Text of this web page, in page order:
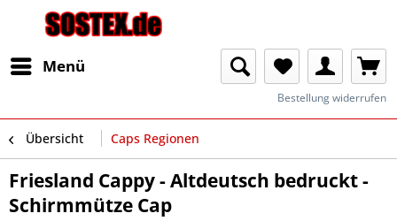
Menü
Bestellung widerrufen
Übersicht Caps Regionen
Friesland Cappy - Altdeutsch bedruckt -
Schirmmütze Cap